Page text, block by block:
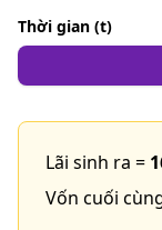
Thời gian (t)
Lãi sinh ra =
Vốn cuối